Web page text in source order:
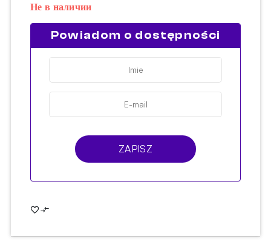
Не в наличии
Powiadom o dostępności
ZAPISZ